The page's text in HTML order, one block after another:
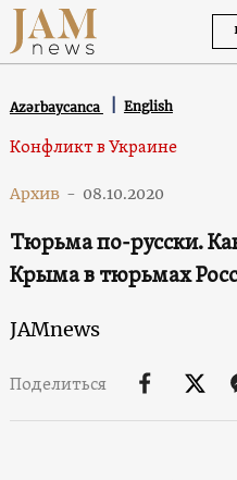
Azərbaycanca English
Конфликт в Украине
Архив - 08.10.2020
Тюрьма по-русски.
Крыма в тюрьмах
JAMnews
Поделиться